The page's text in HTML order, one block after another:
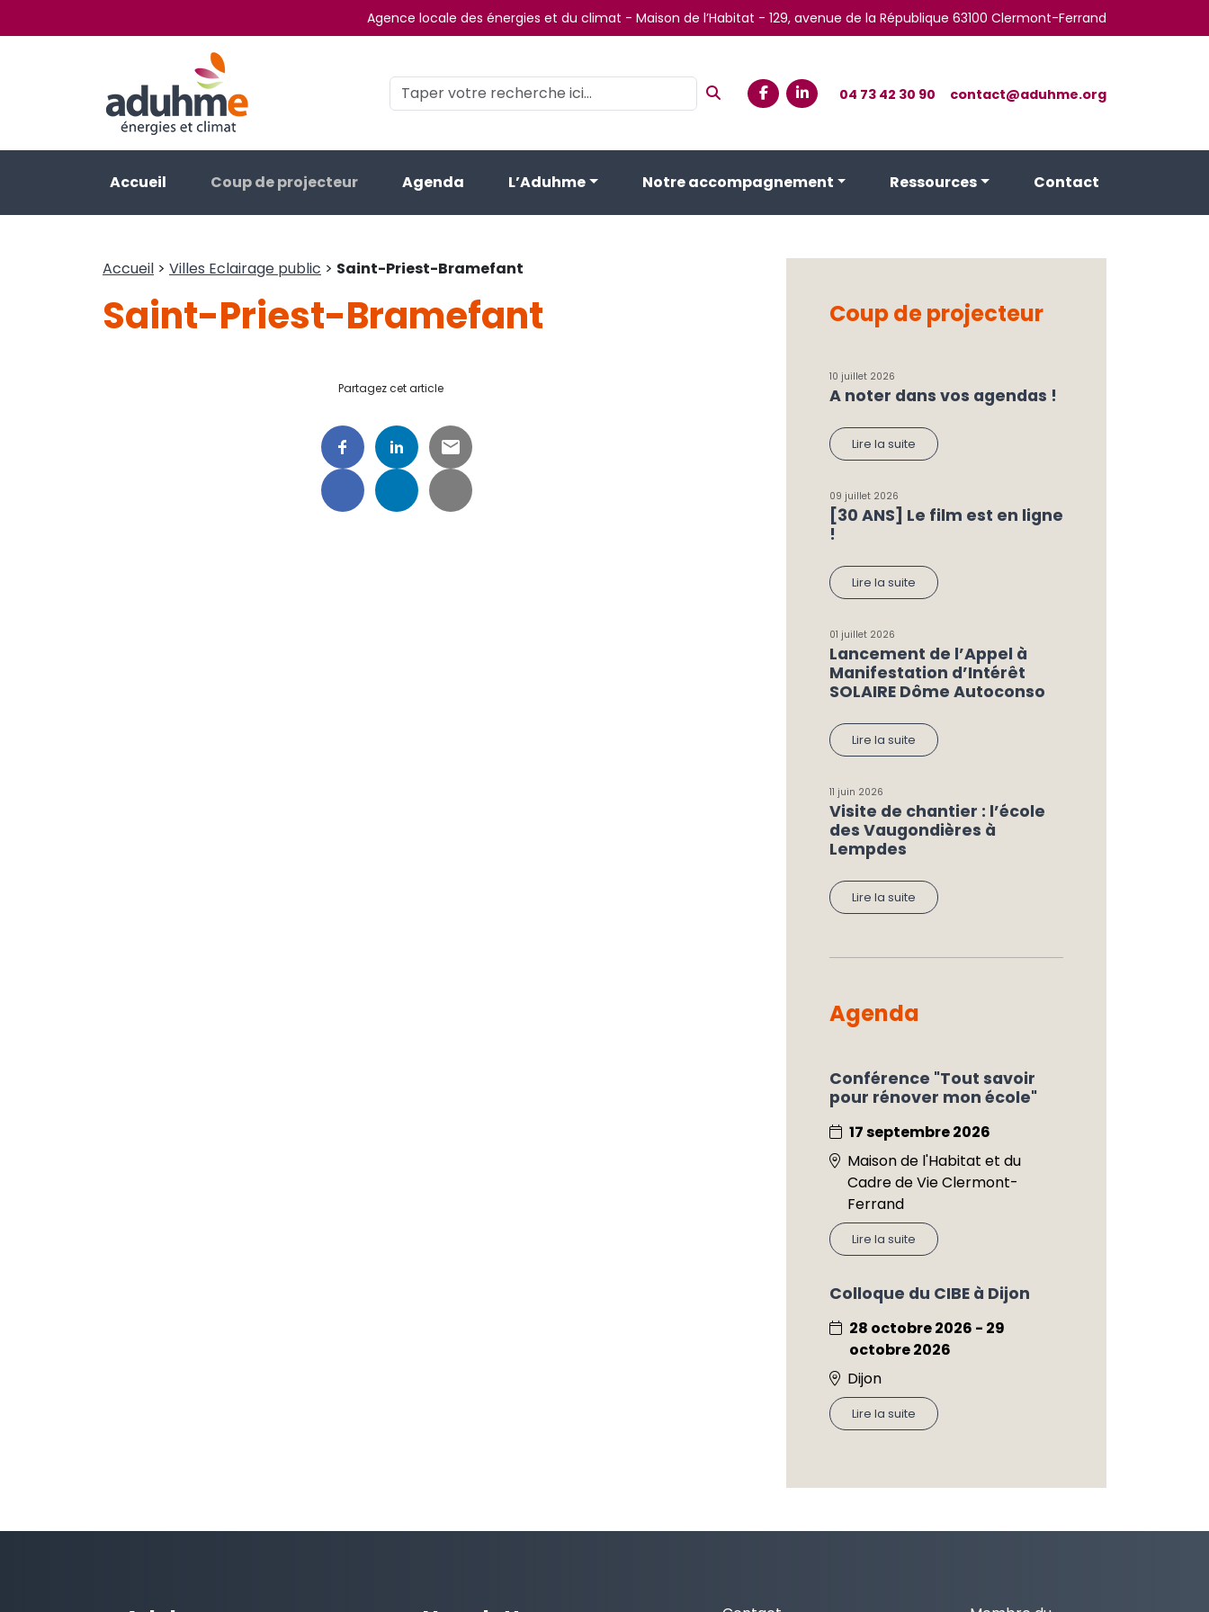
Agence locale des énergies et du climat - Maison de l’Habitat - 129, avenue de la République 63100 Clermont-Ferrand
04 73 42 30 90 contact@aduhme.org
Accueil Coup de projecteur Agenda L’Aduhme Notre accompagnement Ressources Contact
Accueil > Villes Eclairage public > Saint-Priest-Bramefant
Saint-Priest-Bramefant
Partagez cet article
Coup de projecteur
10 juillet 2026
A noter dans vos agendas !
Lire la suite
09 juillet 2026
[30 ANS] Le film est en ligne
!
Lire la suite
01 juillet 2026
Lancement de l’Appel à
Manifestation d’Intérêt
SOLAIRE Dôme Autoconso
Lire la suite
11 juin 2026
Visite de chantier : l’école
des Vaugondières à
Lempdes
Lire la suite
Agenda
Conférence "Tout savoir
pour rénover mon école"
17 septembre 2026
Maison de l'Habitat et du
Cadre de Vie Clermont-
Ferrand
Lire la suite
Colloque du CIBE à Dijon
28 octobre 2026 - 29
octobre 2026
Dijon
Lire la suite